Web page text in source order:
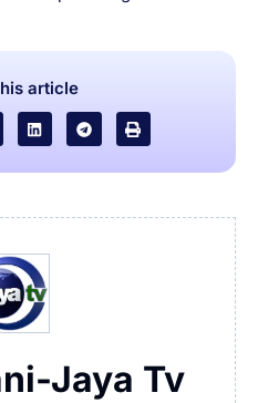
article
Jaya Tv